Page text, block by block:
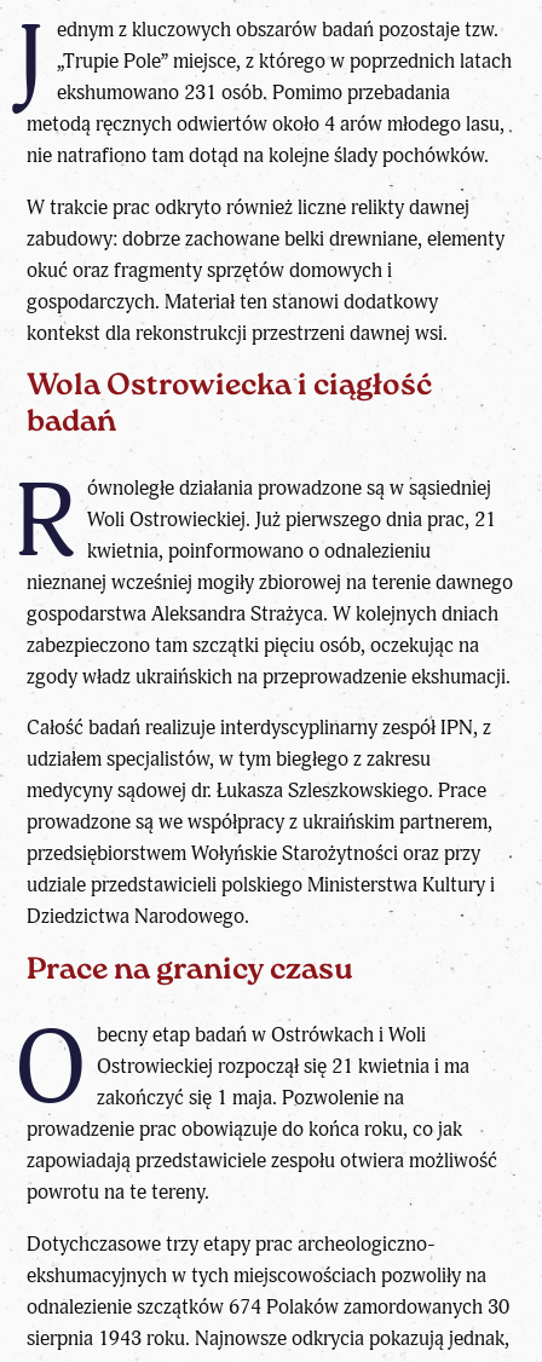
J
ednym z kluczowych obszarów badań pozostaje tzw.
„Trupie Pole” miejsce, z którego w poprzednich latach
ekshumowano 231 osób. Pomimo przebadania
metodą ręcznych odwiertów około 4 arów młodego lasu,
nie natrafiono tam dotąd na kolejne ślady pochówków.
W trakcie prac odkryto również liczne relikty dawnej
zabudowy: dobrze zachowane belki drewniane, elementy
okuć oraz fragmenty sprzętów domowych i
gospodarczych. Materiał ten stanowi dodatkowy
kontekst dla rekonstrukcji przestrzeni dawnej wsi.
Wola Ostrowiecka i ciągłość
badań
R ównoległe działania prowadzone są w sąsiedniej
Woli Ostrowieckiej. Już pierwszego dnia prac, 21
kwietnia, poinformowano o odnalezieniu
nieznanej wcześniej mogiły zbiorowej na terenie dawnego
gospodarstwa Aleksandra Strażyca. W kolejnych dniach
zabezpieczono tam szczątki pięciu osób, oczekując na
zgody władz ukraińskich na przeprowadzenie ekshumacji.
Całość badań realizuje interdyscyplinarny zespół IPN, z
udziałem specjalistów, w tym biegłego z zakresu
medycyny sądowej dr. Łukasza Szleszkowskiego. Prace
prowadzone są we współpracy z ukraińskim partnerem,
przedsiębiorstwem Wołyńskie Starożytności oraz przy
udziale przedstawicieli polskiego Ministerstwa Kultury i
Dziedzictwa Narodowego.
Prace na granicy czasu
O becny etap badań w Ostrówkach i Woli
Ostrowieckiej rozpoczął się 21 kwietnia i ma
zakończyć się 1 maja. Pozwolenie na
prowadzenie prac obowiązuje do końca roku, co jak
zapowiadają przedstawiciele zespołu otwiera możliwość
powrotu na te tereny.
Dotychczasowe trzy etapy prac archeologiczno-
ekshumacyjnych w tych miejscowościach pozwoliły na
odnalezienie szczątków 674 Polaków zamordowanych 30
sierpnia 1943 roku. Najnowsze odkrycia pokazują jednak,